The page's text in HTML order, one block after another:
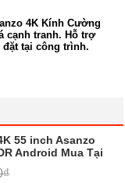
4K Kính Cường
cạnh tranh. Hỗ trợ
tại công trình.
55 inch Asanzo
Android Mua Tại